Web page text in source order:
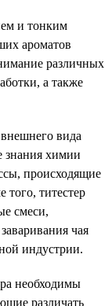
и тонким
ароматов
различных
а также
вида
знания химии
происходящие
того, титестер
смеси,
чая
индустрии.
необходимы
различать